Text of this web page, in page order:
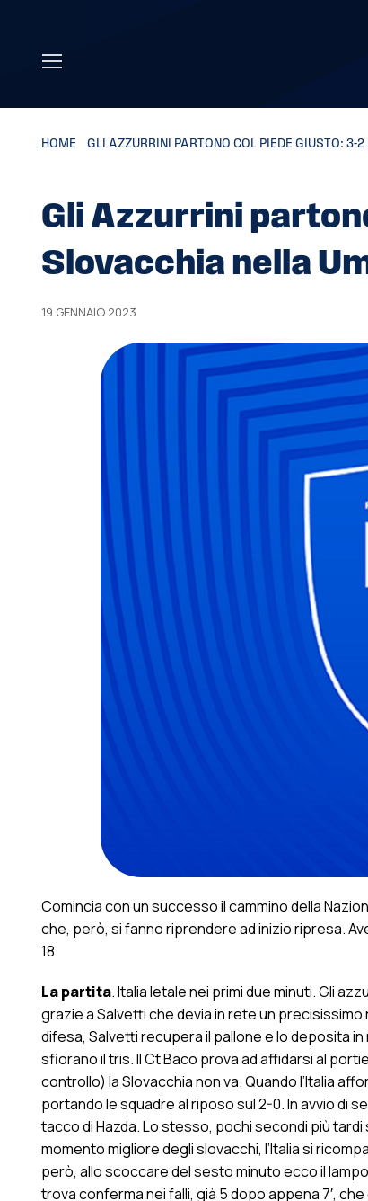
HOME GLI AZZURRINI PARTONO COL PIEDE GIUSTO:
Gli Azzurrini
Slovacchia nella
19 GENNAIO 2023
Comincia con un successo il cammino della
che, però, si fanno riprendere ad inizio ripresa.
18.
La partita. Italia letale nei primi due minuti. Gli
grazie a Salvetti che devia in rete un precisissimo
difesa, Salvetti recupera il pallone e lo deposita
sfiorano il tris. Il Ct Baco prova ad affidarsi al
controllo) la Slovacchia non va. Quando l’Italia
portando le squadre al riposo sul 2-0. In avvio di
tacco di Hazda. Lo stesso, pochi secondi più
momento migliore degli slovacchi, l’Italia si
però, allo scoccare del sesto minuto ecco il
trova conferma nei falli, già 5 dopo appena 7′,